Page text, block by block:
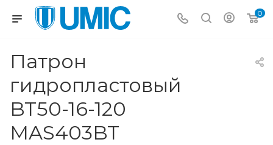
0
Патрон
гидропластовый
BT50-16-120
MAS403BT